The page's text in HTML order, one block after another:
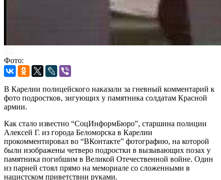
Фото:
В Карелии полицейского наказали за гневный комментарий к
фото подростков, зигующих у памятника солдатам Красной
армии.
Как стало известно “СоцИнформБюро”, старшина полиции
Алексей Г. из города Беломорска в Карелии
прокомментировал во “ВКонтакте” фотографию, на которой
были изображены четверо подростки в вызывающих позах у
памятника погибшим в Великой Отечественной войне. Один
из парней стоял прямо на мемориале со сложенными в
нацистском приветствии руками.